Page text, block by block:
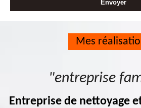
Mes
"entreprise
Entreprise de nettoyage